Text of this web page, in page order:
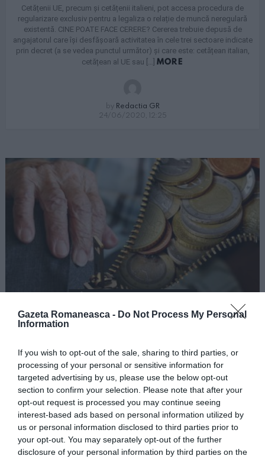
Gazeta Romaneasca - Do Not Process My Personal
Information
If you wish to opt-out of the sale, sharing to third parties, or
processing of your personal or sensitive information for
targeted advertising by us, please use the below opt-out
section to confirm your selection. Please note that after your
opt-out request is processed you may continue seeing
interest-based ads based on personal information utilized by
us or personal information disclosed to third parties prior to
your opt-out. You may separately opt-out of the further
disclosure of your personal information by third parties on the
Cetățenii UE, precum și cetățenii italieni, pot accesa procedura de
regularizare exclusiv pentru a legaliza o relație de muncă neregulară
existentă. CINE POATE FACE CERERE? Cererea trebuie depusă de
angajatorul care își desfășoară activitatea în cele trei sectoare indicate
prin decret (a se vedea punctul următor) și care este: cetățean italian,
cetățean al UE sau […] MORE
by Redactia GR
24/06/2020, 12:25
176 Shares LEGISLAȚIE
Lucrezi în străinătate? Află ce drepturi de
pensie ai şi când te poţi pensiona
Românii care au muncit de-a lungul vieţii în mai multe state membre UE
şi acum se apropie de pensionare, trebuie să ştie că sunt şanse să fi
dobândit drepturi de pensie în fiecare dintre ţările unde au lucrat, scrie
Adevărul . Astfel, la calcularea pensiei se va ţine cont de fiecare
perioadă lucrată, însă vârsta […]MORE
bygabriela
02/06/2020, 15:36